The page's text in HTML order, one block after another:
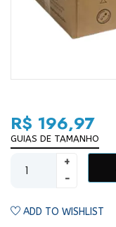
R$ 196,97
GUIAS DE TAMANHO
ADD TO WISHLIST